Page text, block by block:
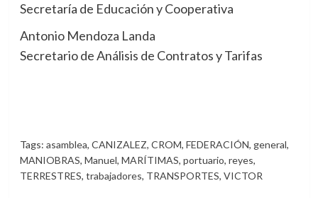
Secretaría de Educación y Cooperativa
Antonio Mendoza Landa
Secretario de Análisis de Contratos y Tarifas
Tags: asamblea, CANIZALEZ, CROM, FEDERACIÓN, general,
MANIOBRAS, Manuel, MARÍTIMAS, portuario, reyes,
TERRESTRES, trabajadores, TRANSPORTES, VICTOR